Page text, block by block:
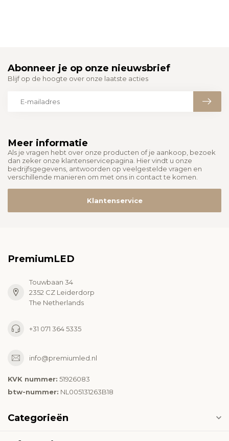
Meer informatie
Als je vragen hebt over onze producten of je aankoop, bezoek
dan zeker onze klantenservicepagina. Hier vindt u onze
bedrijfsgegevens, antwoorden op veelgestelde vragen en
verschillende manieren om met ons in contact te komen.
Klantenservice
Abonneer je op onze nieuwsbrief
Blijf op de hoogte over onze laatste acties
PremiumLED
Touwbaan 34
2352 CZ Leiderdorp
The Netherlands
+31 071 364 5335
info@premiumled.nl
KVK nummer: 51926083
btw-nummer: NL005131263B18
Categorieën